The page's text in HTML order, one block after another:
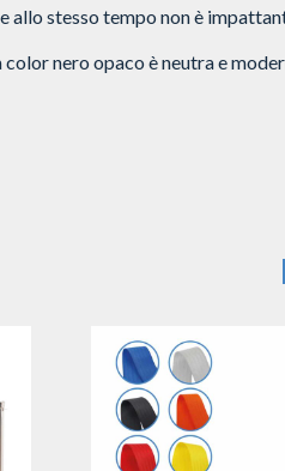
allo stesso tempo non è
color nero opaco è neutra e